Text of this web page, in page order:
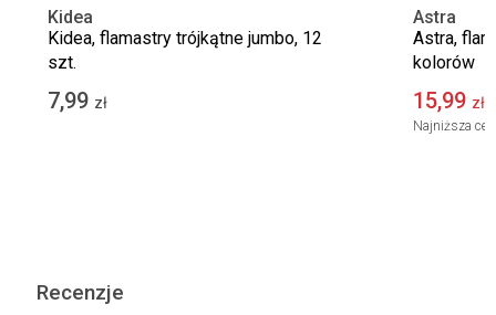
Kidea
Kidea, flamastry trójkątne jumbo, 12
szt.
7,99 zł
Astra
Astra,
kolorów
15,99 zł
Najniższa
Recenzje